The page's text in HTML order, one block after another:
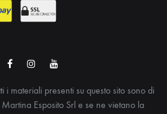
i materiali presenti su questo sito sono di
Esposito Srl e se ne vietano la
FacebookInstagramYoutube